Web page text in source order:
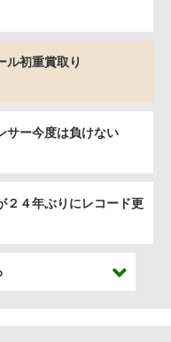
ル初重賞取り
サー今度は負けない
２４年ぶりにレコード更